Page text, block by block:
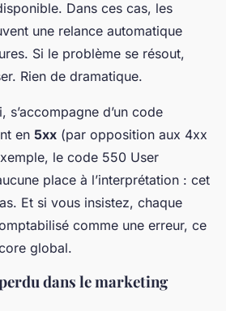
Dans ces cas, les
une relance automatique
Si le problème se résout,
Rien de dramatique.
s’accompagne d’un code
en 5xx (par opposition aux 4xx
le code 550 User
place à l’interprétation : cet
Et si vous insistez, chaque
comme une erreur, ce
global.
dans le marketing